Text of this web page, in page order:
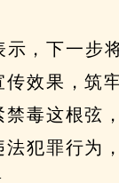
，下一步
效果，筑
毒这根弦
犯罪行为